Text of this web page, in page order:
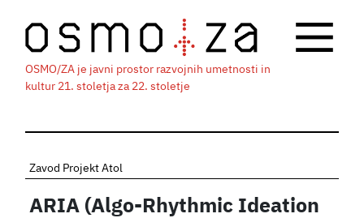
OSMO/ZA je javni prostor razvojnih umetnosti in
kultur 21. stoletja za 22. stoletje
Zavod Projekt Atol
ARIA (Algo-Rhythmic Ideation